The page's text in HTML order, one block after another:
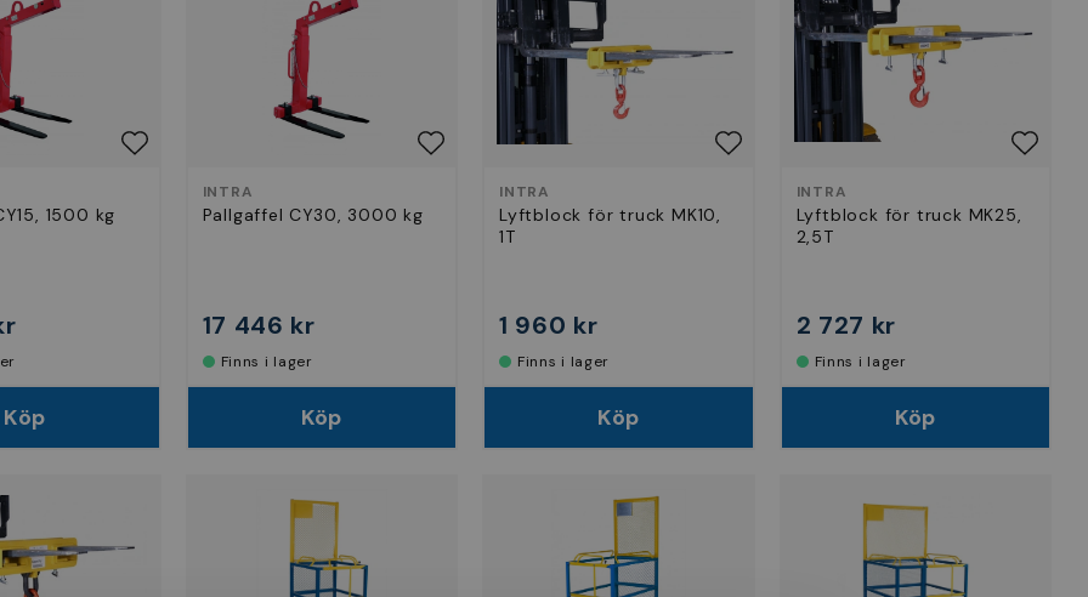
1500 kg
Köp
INTRA
Pallgaffel CY30, 3000 kg
17 446 kr
Finns i lager
Köp
INTRA
Lyftblock för truck MK10,
1T
1 960 kr
Finns i lager
Köp
INTRA
Lyftblock för truck MK25,
2,5T
2 727 kr
Finns i lager
Köp